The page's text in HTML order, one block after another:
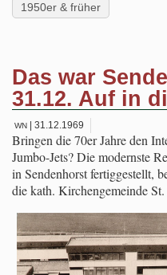
1950er & früher
Das war
31.12. Auf in
WN | 31.12.1969
Bringen die 70er Jahre den
Jumbo-Jets? Die modernste
in Sendenhorst fertiggestellt,
die kath. Kirchengemeinde